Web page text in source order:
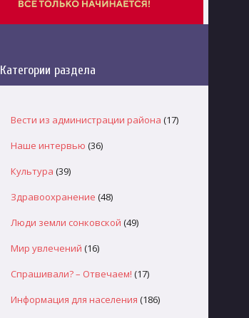
Категории раздела
Вести из администрации района (17)
Наше интервью (36)
Культура (39)
Здравоохранение (48)
Люди земли сонковской (49)
Мир увлечений (16)
Спрашивали? – Отвечаем! (17)
Информация для населения (186)